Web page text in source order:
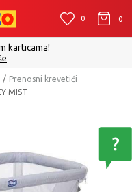
0 0
karticama!
Prenosni krevetići
MIST